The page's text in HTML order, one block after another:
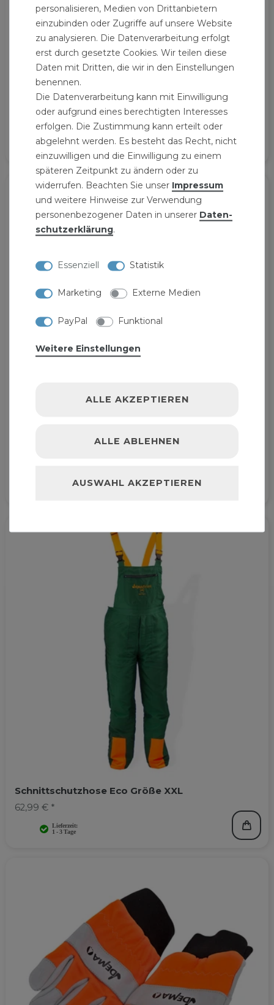
Schnittschutzhose Eco Größe L
62,99 € *
Schnittschutzhose Eco Größe XXL
62,99 € *
personalisieren, Medien von Drittanbietern
einzubinden oder Zugriffe auf unsere Website
zu analysieren. Die Datenverarbeitung erfolgt
erst durch gesetzte Cookies. Wir teilen diese
Daten mit Dritten, die wir in den Einstellungen
benennen.
Die Datenverarbeitung kann mit Einwilligung
oder aufgrund eines berechtigten Interesses
erfolgen. Die Zustimmung kann erteilt oder
abgelehnt werden. Es besteht das Recht, nicht
einzuwilligen und die Einwilligung zu einem
späteren Zeitpunkt zu ändern oder zu
widerrufen. Beachten Sie unser Impressum
und weitere Hinweise zur Verwendung
personenbezogener Daten in unserer Daten­
schutz­erklärung.
Essenziell Statistik
Marketing Externe Medien
PayPal Funktional
Weitere Einstellungen
ALLE AKZEPTIEREN
ALLE ABLEHNEN
AUSWAHL AKZEPTIEREN